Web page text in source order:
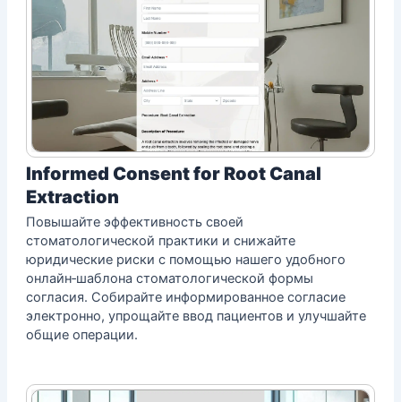
Informed Consent for Root Canal
Extraction
Повышайте эффективность своей
стоматологической практики и снижайте
юридические риски с помощью нашего удобного
онлайн‑шаблона стоматологической формы
согласия. Собирайте информированное согласие
электронно, упрощайте ввод пациентов и улучшайте
общие операции.